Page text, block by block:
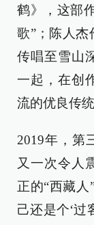
鹤》，这部
歌”；陈人
传唱至雪山
一起，在创
流的优良传统
2019年，第
又一次令人
正的“西藏人
己还是个‘过